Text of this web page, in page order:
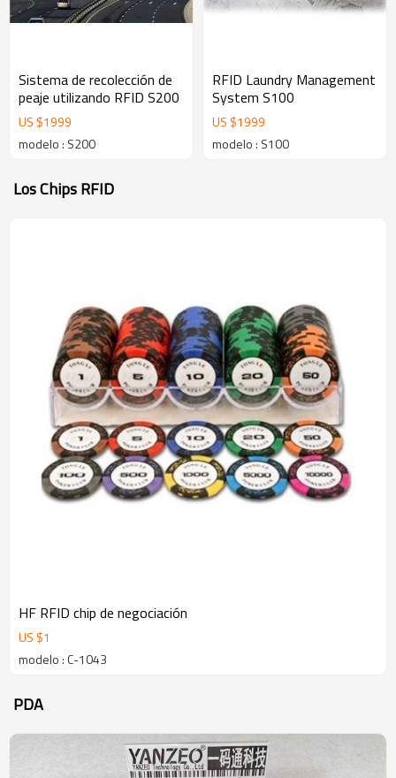
Sistema de recolección de
peaje utilizando RFID S200
US $1999
modelo : S200
RFID Laundry Management
System S100
US $1999
modelo : S100
Los Chips RFID
HF RFID chip de negociación
US $1
modelo : C-1043
PDA